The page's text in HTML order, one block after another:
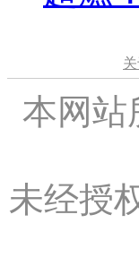
本网站
未经授